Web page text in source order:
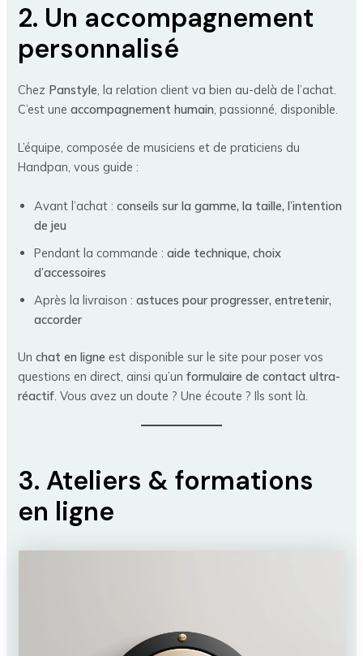
2. Un accompagnement
personnalisé
Chez Panstyle, la relation client va bien au-delà de l’achat.
C’est uneaccompagnement humain, passionné, disponible.
L’équipe, composée de musiciens et de praticiens du
Handpan, vous guide :
Avant l’achat :conseils sur la gamme, la taille, l’intention
de jeu
Pendant la commande :aide technique, choix
d’accessoires
Après la livraison :astuces pour progresser, entretenir,
accorder
Unchat en ligne est disponible sur le site pour poser vos
questions en direct, ainsi qu’unformulaire de contact ultra-
réactif . Vous avez un doute ? Une écoute ? Ils sont là.
3. Ateliers & formations
en ligne